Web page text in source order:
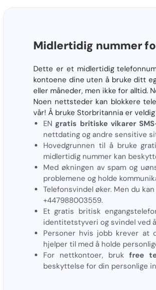
Midlertidig nummer
Dette er et midlertidig
kontoene dine uten å bruke ditt
eller måneder, men ikke for alltid.
Noen nettsteder kan blokkere
vår! Å bruke Storbritannia er
ENgratis britiske vikarer
nettdating og andre sensitive
Hovedgrunnen til å bruke
midlertidig nummer kan
Med økningen av spam og
problemene og holde
Telefonsvindel øker. Men du
+447988003559.
Et gratis britisk
identitetstyveri og svindel ved
Personer hvis jobb krever at
hjelper til med å holde
For nettkontoer, bruk free
beskyttelse for din personlige